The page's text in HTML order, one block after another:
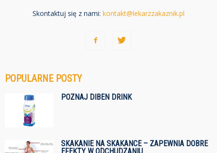
Skontaktuj się z nami: kontakt@lekarzzakaznik.pl
POPULARNE POSTY
POZNAJ DIBEN DRINK
SKAKANIE NA SKAKANCE – ZAPEWNIA DOBRE